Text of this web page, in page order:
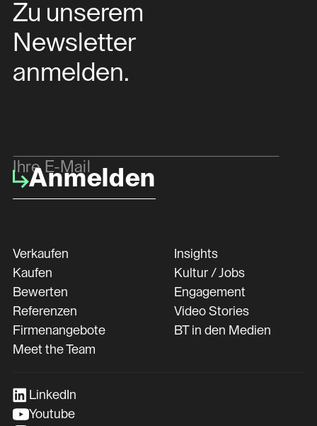
Zu unserem
Newsletter
anmelden.
Ihre E-Mail
Anmelden
Verkaufen
Kaufen
Bewerten
Referenzen
Firmenangebote
Meet the Team
Insights
Kultur / Jobs
Engagement
Video Stories
BT in den Medien
LinkedIn
Youtube